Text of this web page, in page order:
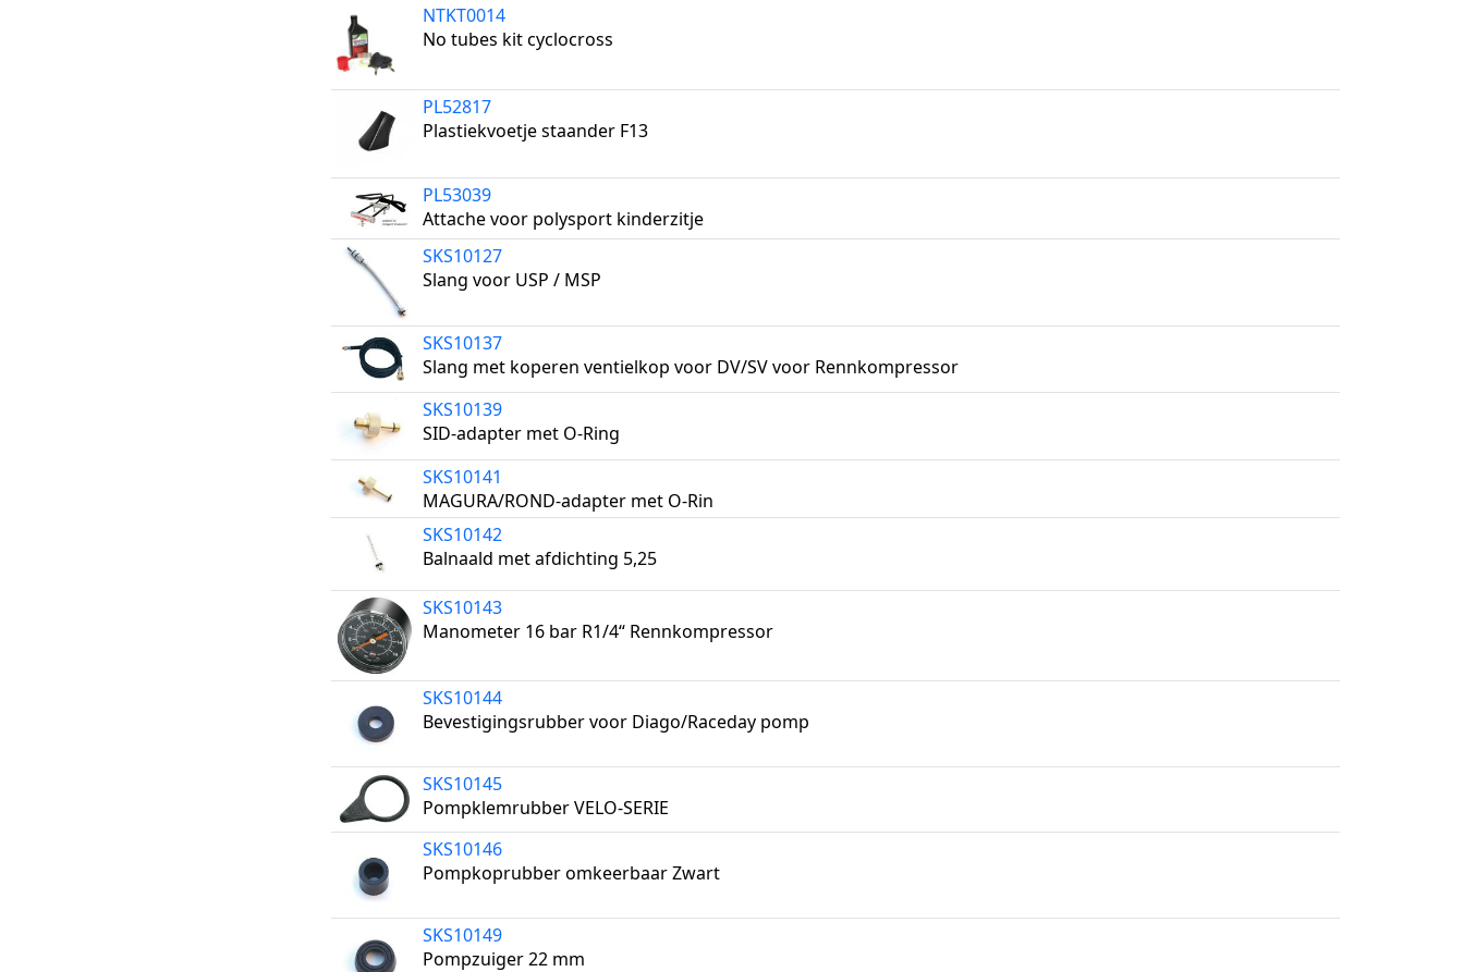
NTKT0014
No tubes kit cyclocross
PL52817
Plastiekvoetje staander F13
PL53039
Attache voor polysport kinderzitje
SKS10127
Slang voor USP / MSP
SKS10137
Slang met koperen ventielkop voor DV/SV voor Rennkompressor
SKS10139
SID-adapter met O-Ring
SKS10141
MAGURA/ROND-adapter met O-Rin
SKS10142
Balnaald met afdichting 5,25
SKS10143
Manometer 16 bar R1/4“ Rennkompressor
SKS10144
Bevestigingsrubber voor Diago/Raceday pomp
SKS10145
Pompklemrubber VELO-SERIE
SKS10146
Pompkoprubber omkeerbaar Zwart
SKS10149
Pompzuiger 22 mm